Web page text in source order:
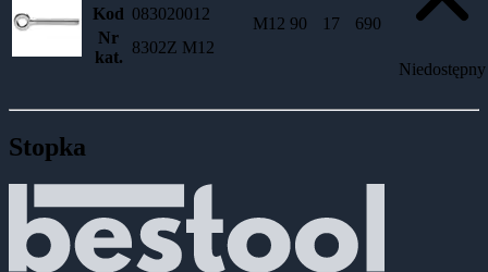
Kod 083020012
Nr
kat.
8302Z M12
M12 90 17 690
Niedostępny
Stopka